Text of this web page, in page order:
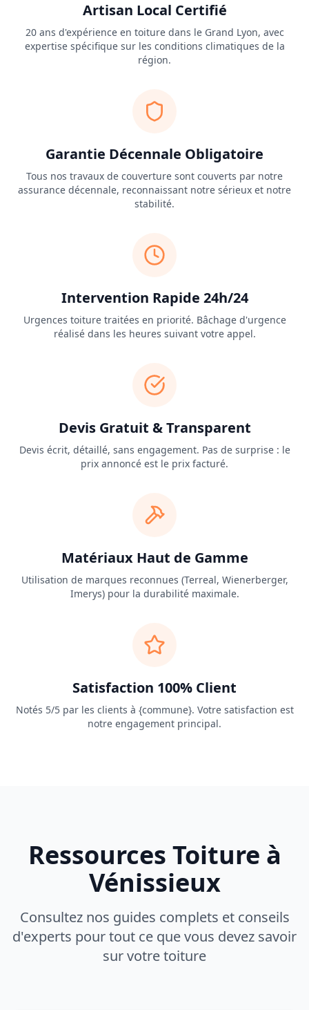
Artisan Local Certifié
20 ans d'expérience en toiture dans le Grand Lyon, avec
expertise spécifique sur les conditions climatiques de la
région.
Garantie Décennale Obligatoire
Tous nos travaux de couverture sont couverts par notre
assurance décennale, reconnaissant notre sérieux et notre
stabilité.
Intervention Rapide 24h/24
Urgences toiture traitées en priorité. Bâchage d'urgence
réalisé dans les heures suivant votre appel.
Devis Gratuit & Transparent
Devis écrit, détaillé, sans engagement. Pas de surprise : le
prix annoncé est le prix facturé.
Matériaux Haut de Gamme
Utilisation de marques reconnues (Terreal, Wienerberger,
Imerys) pour la durabilité maximale.
Satisfaction 100% Client
Notés 5/5 par les clients à {commune}. Votre satisfaction est
notre engagement principal.
Ressources Toiture à
Vénissieux
Consultez nos guides complets et conseils
d'experts pour tout ce que vous devez savoir
sur votre toiture